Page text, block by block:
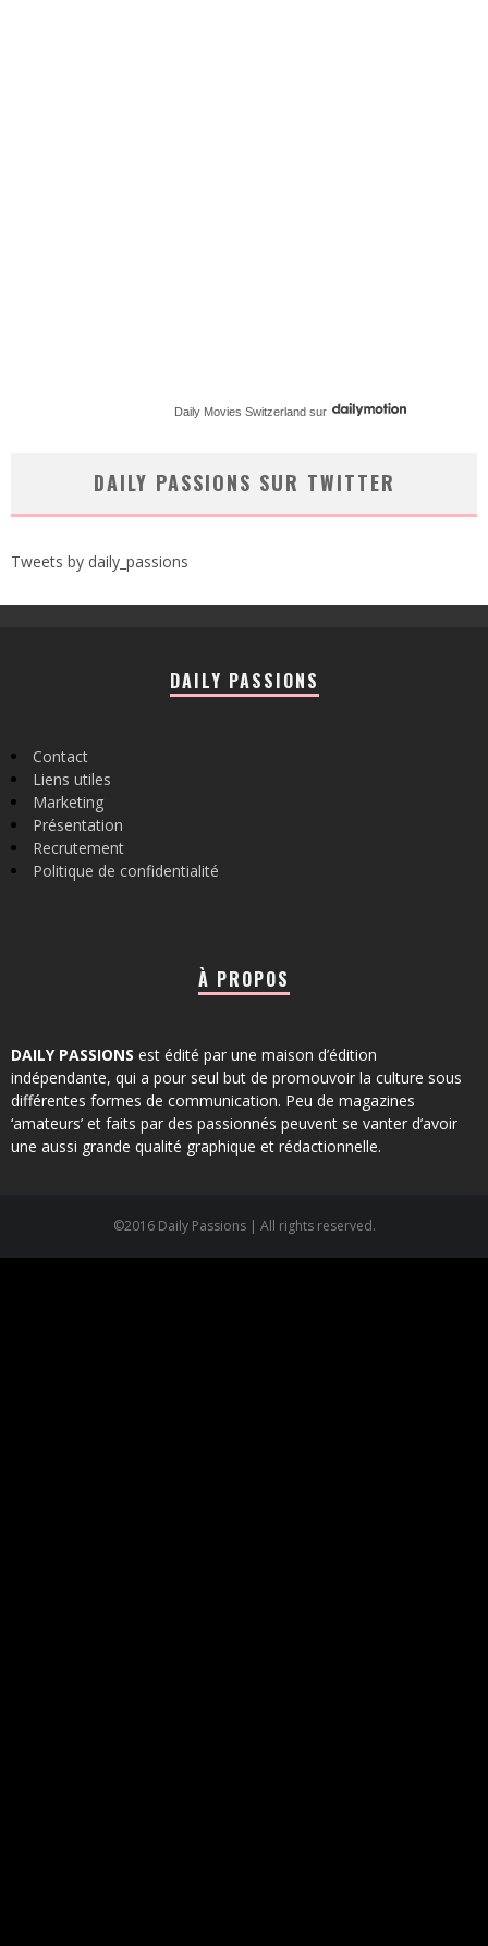
Daily Movies Switzerland sur
DAILY PASSIONS SUR TWITTER
Tweets by daily_passions
DAILY PASSIONS
Contact
Liens utiles
Marketing
Présentation
Recrutement
Politique de confidentialité
À PROPOS
DAILY PASSIONS est édité par une maison d’édition
indépendante, qui a pour seul but de promouvoir la culture sous
différentes formes de communication. Peu de magazines
‘amateurs’ et faits par des passionnés peuvent se vanter d’avoir
une aussi grande qualité graphique et rédactionnelle.
©2016 Daily Passions | All rights reserved.